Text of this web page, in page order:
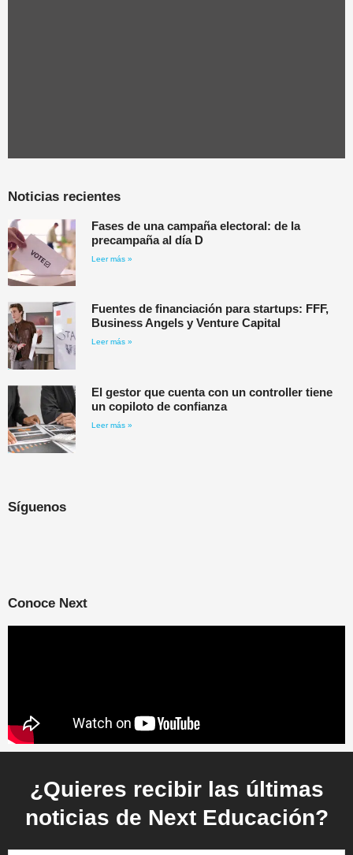
Noticias recientes
Fases de una campaña electoral: de la
precampaña al día D
Leer más »
Fuentes de financiación para startups: FFF,
Business Angels y Venture Capital
Leer más »
El gestor que cuenta con un controller tiene
un copiloto de confianza
Leer más »
Síguenos
Conoce Next
¿Quieres recibir las últimas
noticias de Next Educación?